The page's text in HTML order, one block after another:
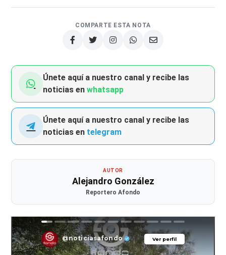
COMPARTE ESTA NOTA
Únete aquí a nuestro canal y recibe las
noticias enwhatsapp
Únete aquí a nuestro canal y recibe las
noticias en telegram
AUTOR
Alejandro González
Reportero Afondo
Ver perfil
@noticiasafondo Ver perfil